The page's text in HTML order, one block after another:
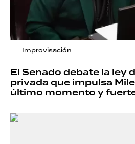
Improvisación
El Senado debate la ley
privada que impulsa
último momento y